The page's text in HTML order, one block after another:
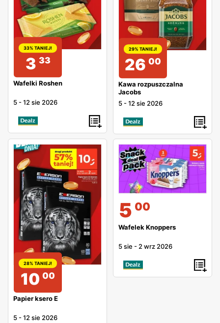
33% TANIEJ!
3 33
Wafelki Roshen
5 -12 sie 2026
29% TANIEJ!
26 00
Kawa rozpuszczalna
Jacobs
5 -12 sie 2026
28% TANIEJ!
10 00
Papier ksero E
5 -12 sie 2026
5 00
Wafelek Knoppers
5 sie - 2 wrz 2026